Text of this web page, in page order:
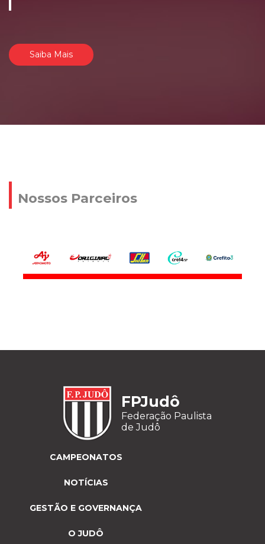
Saiba Mais
Nossos Parceiros
FPJudô
Federação Paulista
de Judô
CAMPEONATOS
NOTÍCIAS
GESTÃO E GOVERNANÇA
O JUDÔ